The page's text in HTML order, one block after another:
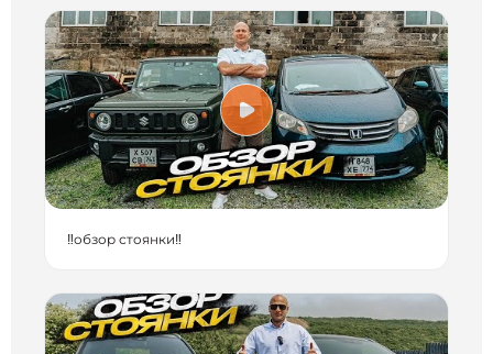
‼️обзор стоянки‼️